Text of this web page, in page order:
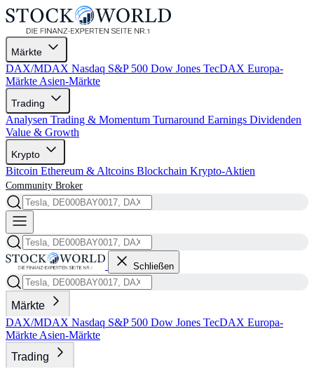
Märkte
DAX/MDAX Nasdaq S&P 500 Dow Jones TecDAX Europa-
Märkte Asien-Märkte
Trading
Analysen Trading & Momentum Turnaround Earnings Dividenden
Value & Growth
Krypto
Bitcoin Ethereum & Altcoins Blockchain Krypto-Aktien
Community Broker
Schließen
Märkte
DAX/MDAX Nasdaq S&P 500 Dow Jones TecDAX Europa-
Märkte Asien-Märkte
Trading